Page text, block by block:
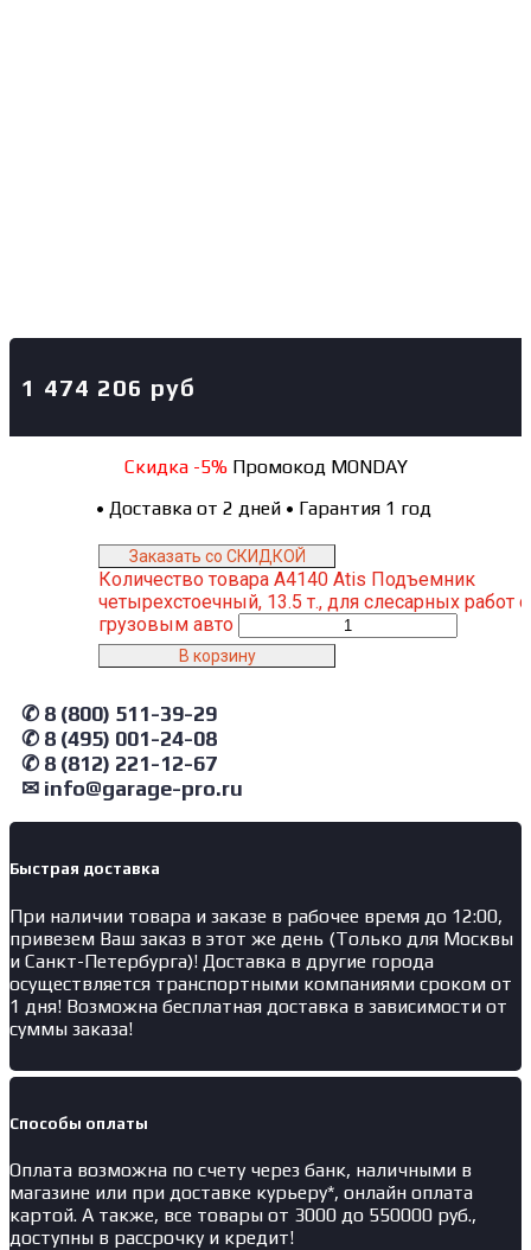
1 474 206 руб
Скидка -5%Промокод MONDAY
• Доставка от 2 дней • Гарантия 1 год
Заказать со СКИДКОЙ
Количество товара A4140 Atis Подъемник
четырехстоечный, 13.5 т., для слесарных работ с
грузовым авто
В корзину
✆ 8 (800) 511-39-29
✆ 8 (495) 001-24-08
✆ 8 (812) 221-12-67
✉ info@garage-pro.ru
Быстрая доставка
При наличии товара и заказе в рабочее время до 12:00,
привезем Ваш заказ в этот же день (Только для Москвы
и Санкт-Петербурга)! Доставка в другие города
осуществляется транспортными компаниями сроком от
1 дня! Возможна бесплатная доставка в зависимости от
суммы заказа!
Способы оплаты
Оплата возможна по счету через банк, наличными в
магазине или при доставке курьеру*, онлайн оплата
картой. А также, все товары от 3000 до 550000 руб.,
доступны в рассрочку и кредит!